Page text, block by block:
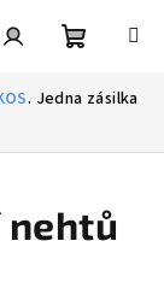
. Jedna zásilka
nehtů